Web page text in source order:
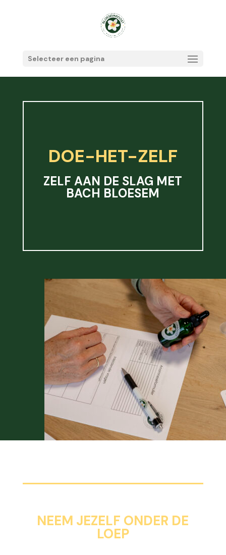
Selecteer een pagina
DOE-HET-ZELF
ZELF AAN DE SLAG MET
BACH BLOESEM
NEEM JEZELF ONDER DE
LOEP